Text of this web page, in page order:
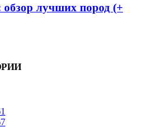
лучших пород (+